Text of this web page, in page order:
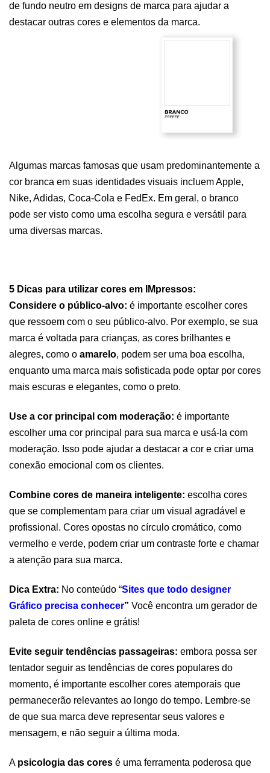
de fundo neutro em designs de marca para ajudar a
destacar outras cores e elementos da marca.
Algumas marcas famosas que usam predominantemente a
cor branca em suas identidades visuais incluem Apple,
Nike, Adidas, Coca-Cola e FedEx. Em geral, o branco
pode ser visto como uma escolha segura e versátil para
uma diversas marcas.
5 Dicas para utilizar cores em IMpressos:
Considere o público-alvo: é importante escolher cores
que ressoem com o seu público-alvo. Por exemplo, se sua
marca é voltada para crianças, as cores brilhantes e
alegres, como o amarelo, podem ser uma boa escolha,
enquanto uma marca mais sofisticada pode optar por cores
mais escuras e elegantes, como o preto.
Use a cor principal com moderação: é importante
escolher uma cor principal para sua marca e usá-la com
moderação. Isso pode ajudar a destacar a cor e criar uma
conexão emocional com os clientes.
Combine cores de maneira inteligente: escolha cores
que se complementam para criar um visual agradável e
profissional. Cores opostas no círculo cromático, como
vermelho e verde, podem criar um contraste forte e chamar
a atenção para sua marca.
Dica Extra: No conteúdo “Sites que todo designer
Gráfico precisa conhecer” Você encontra um gerador de
paleta de cores online e grátis!
Evite seguir tendências passageiras: embora possa ser
tentador seguir as tendências de cores populares do
momento, é importante escolher cores atemporais que
permanecerão relevantes ao longo do tempo. Lembre-se
de que sua marca deve representar seus valores e
mensagem, e não seguir a última moda.
A psicologia das cores é uma ferramenta poderosa que